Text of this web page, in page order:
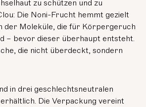
zu schützen und zu
Die Noni-Frucht hemmt gezielt
der Moleküle, die für Körpergeruch
– bevor dieser überhaupt entsteht.
die nicht überdeckt, sondern
in drei geschlechtsneutralen
Die Verpackung vereint